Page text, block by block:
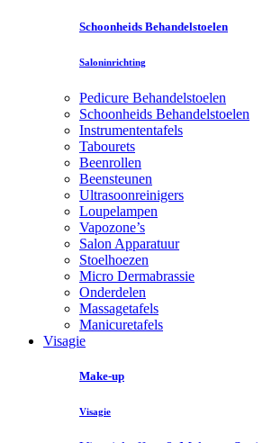
Schoonheids Behandelstoelen
Saloninrichting
Pedicure Behandelstoelen
Schoonheids Behandelstoelen
Instrumententafels
Tabourets
Beenrollen
Beensteunen
Ultrasoonreinigers
Loupelampen
Vapozone’s
Salon Apparatuur
Stoelhoezen
Micro Dermabrassie
Onderdelen
Massagetafels
Manicuretafels
Visagie
Make-up
Visagie